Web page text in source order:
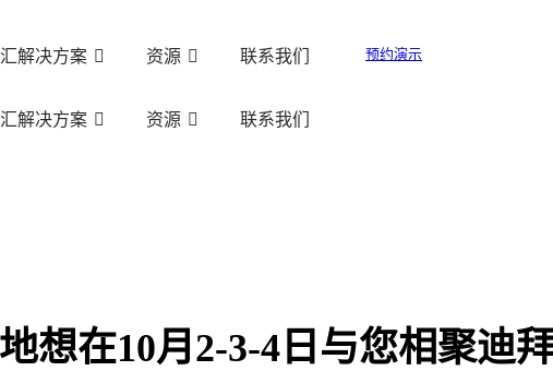
解决方案 资源 联系我们 预约演示
解决方案 资源
联系我们
想在10月2-3-4日与您相聚迪拜